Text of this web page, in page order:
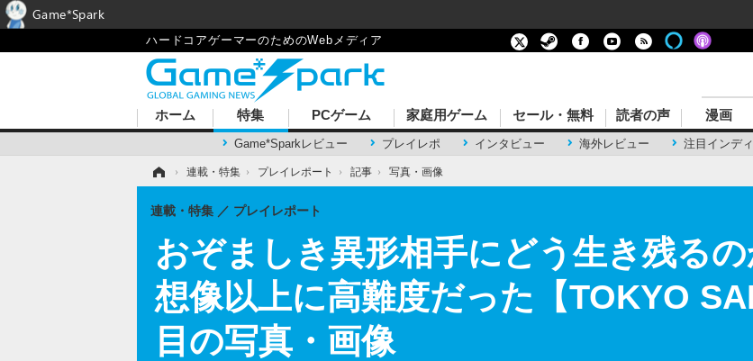
ハードコアゲーマーのためのWebメディア
ホーム 特集
Game*Sparkレビュー プレイレポ インタビュー 海外レビュー 注目インデ
PCゲーム 家庭用ゲーム セール・無料 読者の声 漫画
› 連載・特集 › プレイレポート › 記事 › 写真・画像
おぞましき異形相手にどう生き残る
想像以上に高難度だった【TOKYO
目の写真・画像
連載・特集 プレイレポート
Game*Spark